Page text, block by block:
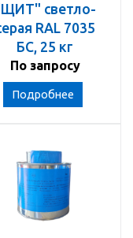
светло-
RAL 7035
БС, 25 кг
По запросу
Подробнее